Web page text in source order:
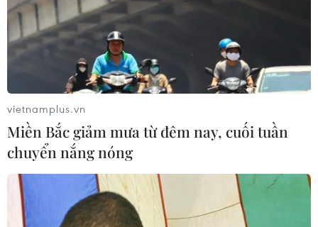
Bài học cho doanh nghiệp Việt: Cẩn trọng
trong giao dịch quốc tế
vietnamplus.vn
Miền Bắc giảm mưa từ đêm nay, cuối tuần
chuyển nắng nóng